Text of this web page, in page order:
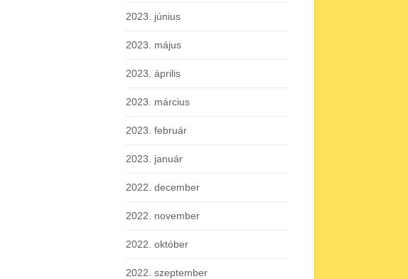
2023. június
2023. május
2023. április
2023. március
2023. február
2023. január
2022. december
2022. november
2022. október
2022. szeptember